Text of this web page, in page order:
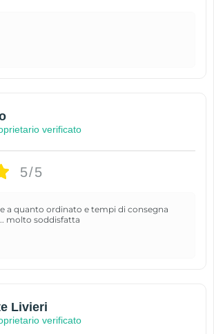
verificato
5/5
a quanto ordinato e tempi di consegna
molto soddisfatta
Livieri
verificato